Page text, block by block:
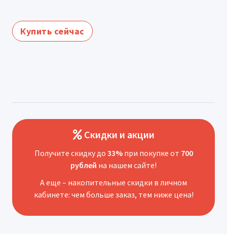
Купить сейчас
Скидки и акции
Получите скидку до 33%при покупке от 700
рублей на нашем сайте!
А еще – накопительные скидки в личном
кабинете: чем больше заказ, тем ниже цена!